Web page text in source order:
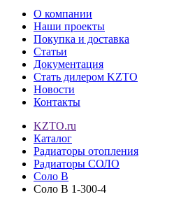
О компании
Наши проекты
Покупка и доставка
Статьи
Документация
Стать дилером KZTO
Новости
Контакты
KZTO.ru
Каталог
Радиаторы отопления
Радиаторы СОЛО
Соло В
Соло В 1-300-4